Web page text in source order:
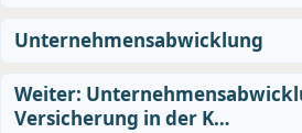
Unternehmensabwicklung
Weiter:
Versicherung in der K…